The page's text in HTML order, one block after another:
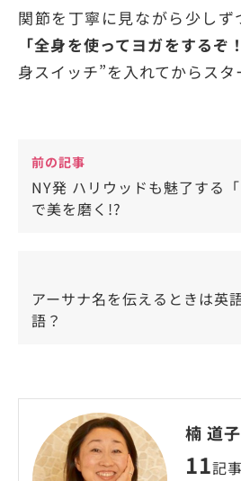
関節を丁寧に見ながら少し
「全身を使ってヨガをするぞ
身スイッチ”を入れてからスタ
前の記事
NY発 ハリウッドも魅了する「
で美を磨く!?
アーサナ名を伝えるときは英
語？
楠 道子
11記事